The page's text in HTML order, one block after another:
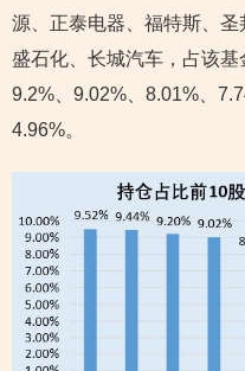
源、正泰电器、福特斯、
盛石化、长城汽车，占该基
9.2%、9.02%、8.01%、
4.96%。